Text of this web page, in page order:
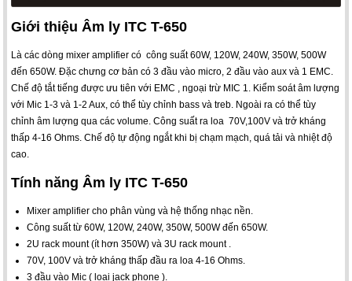
Giới thiệu Âm ly ITC T-650
Là các dòng mixer amplifier có công suất 60W, 120W, 240W, 350W, 500W
đến 650W. Đặc chưng cơ bản có 3 đầu vào micro, 2 đầu vào aux và 1 EMC.
Chế độ tắt tiếng được ưu tiên với EMC , ngoại trừ MIC 1. Kiểm soát âm lượng
với Mic 1-3 và 1-2 Aux, có thể tùy chỉnh bass và treb. Ngoài ra có thể tùy
chỉnh âm lượng qua các volume. Công suất ra loa 70V,100V và trở kháng
thấp 4-16 Ohms. Chế độ tự động ngắt khi bị chạm mạch, quá tải và nhiệt độ
cao.
Tính năng Âm ly ITC T-650
Mixer amplifier cho phân vùng và hệ thống nhạc nền.
Công suất từ 60W, 120W, 240W, 350W, 500W đến 650W.
2U rack mount (ít hơn 350W) và 3U rack mount .
70V, 100V và trở kháng thấp đầu ra loa 4-16 Ohms.
3 đầu vào Mic ( loại jack phone ).